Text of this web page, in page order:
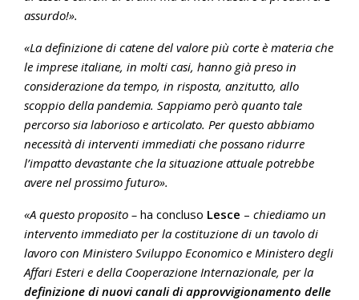
assurdo!».
«La definizione di catene del valore più corte è materia che
le imprese italiane, in molti casi, hanno già preso in
considerazione da tempo, in risposta, anzitutto, allo
scoppio della pandemia. Sappiamo però quanto tale
percorso sia laborioso e articolato. Per questo abbiamo
necessità di interventi immediati che possano ridurre
l’impatto devastante che la situazione attuale potrebbe
avere nel prossimo futuro».
«A questo proposito – ha concluso Lesce – chiediamo un
intervento immediato per la costituzione di un tavolo di
lavoro con Ministero Sviluppo Economico e Ministero degli
Affari Esteri e della Cooperazione Internazionale, per la
definizione di nuovi canali di approvvigionamento delle